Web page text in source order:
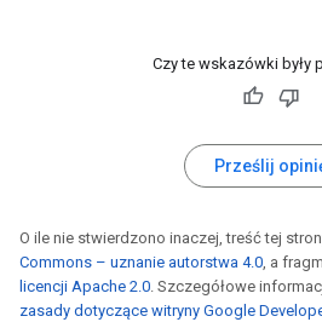
Czy te wskazówki były
Prześlij
O ile nie stwierdzono inaczej, treść tej
Commons – uznanie autorstwa 4.0, a
licencji Apache 2.0. Szczegółowe
zasady dotyczące witryny Google